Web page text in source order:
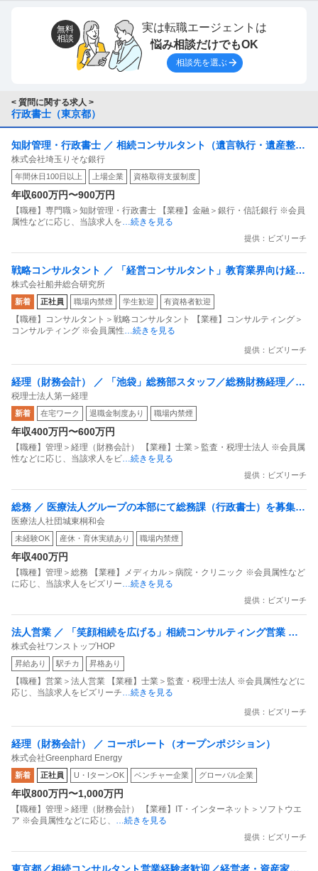
無料
相談
実は転職エージェントは
悩み相談だけでもOK
相談先を選ぶ
< 質問に関する求人 >
行政書士（東京都）
知財管理・行政書士 ／ 相続コンサルタント（遺言執行・遺産整理
業務）
株式会社埼玉りそな銀行
年間休日100日以上 上場企業 資格取得支援制度
年収600万円〜900万円
【職種】専門職＞知財管理・行政書士 【業種】金融＞銀行・信託銀行 ※会員
属性などに応じ、当該求人を…続きを見る
提供：ビズリーチ
戦略コンサルタント ／ 「経営コンサルタント」教育業界向け経営
コンサルタント（行政書士有資格者枠）
株式会社船井総合研究所
新着 正社員 職場内禁煙 学生歓迎 有資格者歓迎
【職種】コンサルタント＞戦略コンサルタント 【業種】コンサルティング＞
コンサルティング ※会員属性…続きを見る
提供：ビズリーチ
経理（財務会計） ／ 「池袋」総務部スタッフ／総務財務経理／7
時間勤務／残業少なめ／各種手当充実
税理士法人第一経理
新着 在宅ワーク 退職金制度あり 職場内禁煙
年収400万円〜600万円
【職種】管理＞経理（財務会計） 【業種】士業＞監査・税理士法人 ※会員属
性などに応じ、当該求人をビ…続きを見る
提供：ビズリーチ
総務 ／ 医療法人グループの本部にて総務課（行政書士）を募集！
／実務未経験もOK
医療法人社団城東桐和会
未経験OK 産休・育休実績あり 職場内禁煙
年収400万円
【職種】管理＞総務 【業種】メディカル＞病院・クリニック ※会員属性など
に応じ、当該求人をビズリー…続きを見る
提供：ビズリーチ
法人営業 ／ 「笑顔相続を広げる」相続コンサルティング営業 ～
未経験からプロへ！スピードキャリアアップ・資格取得支援充実
～
株式会社ワンストップHOP
昇給あり 駅チカ 昇格あり
【職種】営業＞法人営業 【業種】士業＞監査・税理士法人 ※会員属性などに
応じ、当該求人をビズリーチ…続きを見る
提供：ビズリーチ
経理（財務会計） ／ コーポレート（オープンポジション）
株式会社Greenphard Energy
新着 正社員 U・IターンOK ベンチャー企業 グローバル企業
年収800万円〜1,000万円
【職種】管理＞経理（財務会計） 【業種】IT・インターネット＞ソフトウエ
ア ※会員属性などに応じ、 …続きを見る
提供：ビズリーチ